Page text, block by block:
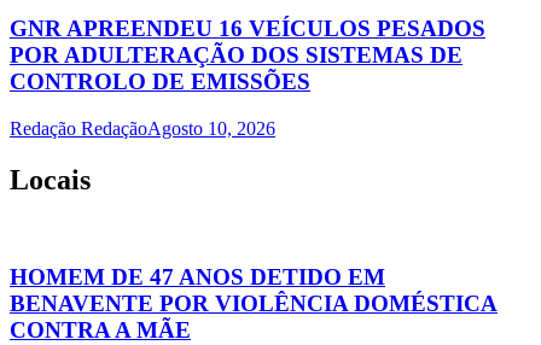
GNR APREENDEU 16 VEÍCULOS PESADOS
POR ADULTERAÇÃO DOS SISTEMAS DE
CONTROLO DE EMISSÕES
Redação RedaçãoAgosto 10, 2026
Locais
HOMEM DE 47 ANOS DETIDO EM
BENAVENTE POR VIOLÊNCIA DOMÉSTICA
CONTRA A MÃE